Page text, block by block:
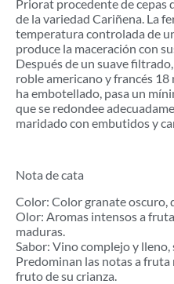
Priorat procedente de cepas
de la variedad Cariñena. La
temperatura controlada de
produce la maceración con
Después de un suave
roble americano y francés 18
ha embotellado, pasa un
que se redondee
maridado con embutidos y
Nota de cata
Color: Color granate oscuro,
Olor: Aromas intensos a
maduras.
Sabor: Vino complejo y
Predominan las notas a
fruto de su crianza.